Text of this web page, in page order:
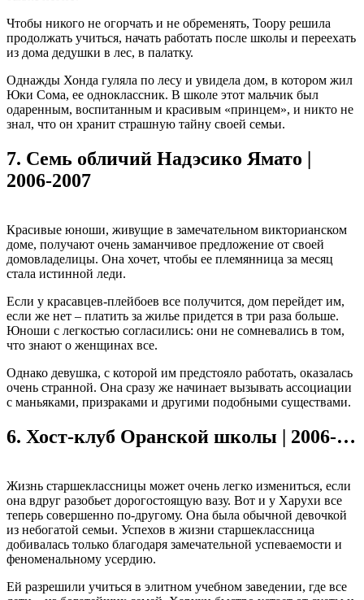
Чтобы никого не огорчать и не обременять, Тоору решила
продолжать учиться, начать работать после школы и переехать
из дома дедушки в лес, в палатку.
Однажды Хонда гуляла по лесу и увидела дом, в котором жил
Юки Сома, ее одноклассник. В школе этот мальчик был
одаренным, воспитанным и красивым «принцем», и никто не
знал, что он хранит страшную тайну своей семьи.
7. Семь обличий Надэсико Ямато |
2006-2007
Красивые юноши, живущие в замечательном викторианском
доме, получают очень заманчивое предложение от своей
домовладелицы. Она хочет, чтобы ее племянница за месяц
стала истинной леди.
Если у красавцев-плейбоев все получится, дом перейдет им,
если же нет – платить за жилье придется в три раза больше.
Юноши с легкостью согласились: они не сомневались в том,
что знают о женщинах все.
Однако девушка, с которой им предстояло работать, оказалась
очень странной. Она сразу же начинает вызывать ассоциации
с маньяками, призраками и другими подобными существами.
6. Хост-клуб Оранской школы | 2006-…
Жизнь старшеклассницы может очень легко измениться, если
она вдруг разобьет дорогостоящую вазу. Вот и у Харухи все
теперь совершенно по-другому. Она была обычной девочкой
из небогатой семьи. Успехов в жизни старшеклассница
добивалась только благодаря замечательной успеваемости и
феноменальному усердию.
Ей разрешили учиться в элитном учебном заведении, где все